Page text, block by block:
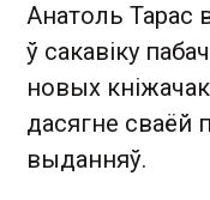
Анатоль Тарас
ў сакавіку
новых кніжачак
дасягне сваёй
выданняў.